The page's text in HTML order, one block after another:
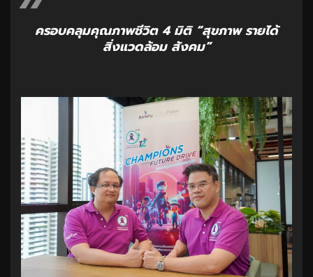
ครอบคลุมคุณภาพชีวิต 4 มิติ “สุขภาพ รายได้
สิ่งแวดล้อม สังคม”